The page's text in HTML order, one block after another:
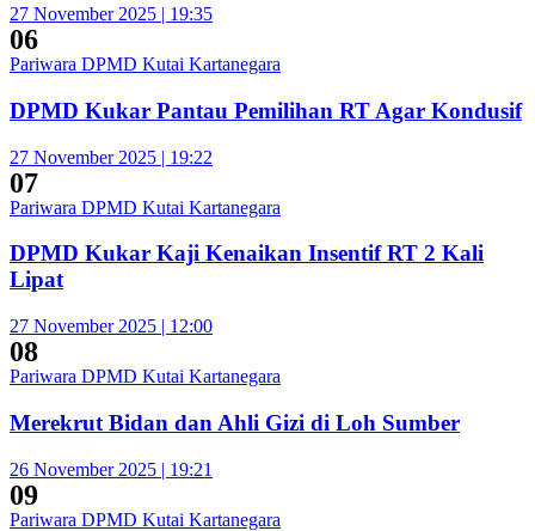
27 November 2025 | 19:35
06
Pariwara DPMD Kutai Kartanegara
DPMD Kukar Pantau Pemilihan RT Agar Kondusif
27 November 2025 | 19:22
07
Pariwara DPMD Kutai Kartanegara
DPMD Kukar Kaji Kenaikan Insentif RT 2 Kali
Lipat
27 November 2025 | 12:00
08
Pariwara DPMD Kutai Kartanegara
Merekrut Bidan dan Ahli Gizi di Loh Sumber
26 November 2025 | 19:21
09
Pariwara DPMD Kutai Kartanegara